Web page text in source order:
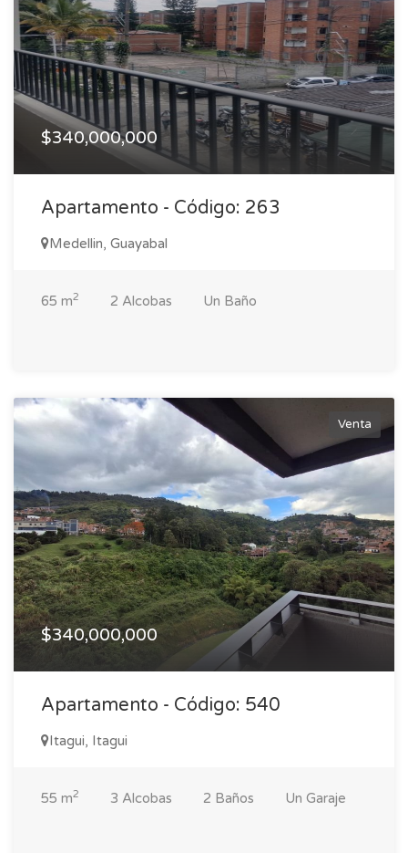
$340,000,000
Apartamento - Código: 263
Medellin, Guayabal
65 m2 2 Alcobas Un Baño
Venta
$340,000,000
Apartamento - Código: 540
Itagui, Itagui
55 m2 3 Alcobas 2 Baños Un Garaje